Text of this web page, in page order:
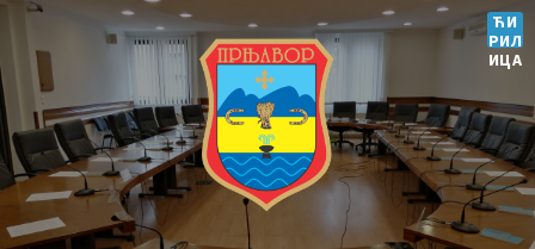
ЋИ
РИЛ
ИЦА